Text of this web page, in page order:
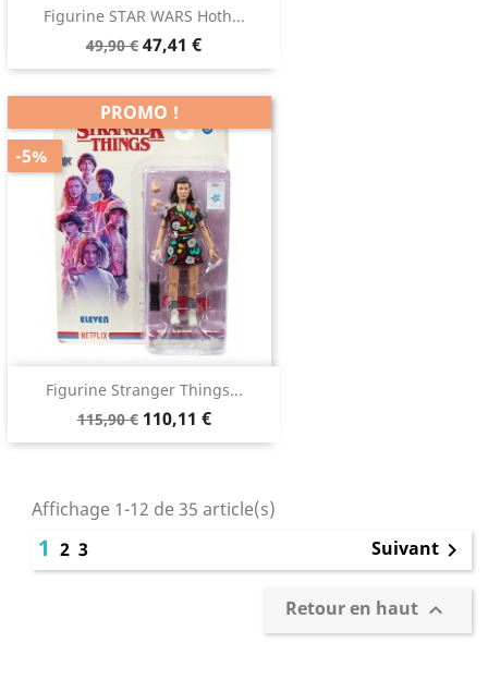
Figurine STAR WARS Hoth...
49,90 € 47,41 €
Figurine Stranger Things...
115,90 € 110,11 €
PROMO !
-5%
Affichage 1-12 de 35 article(s)
1 2 3 Suivant 
Retour en haut 